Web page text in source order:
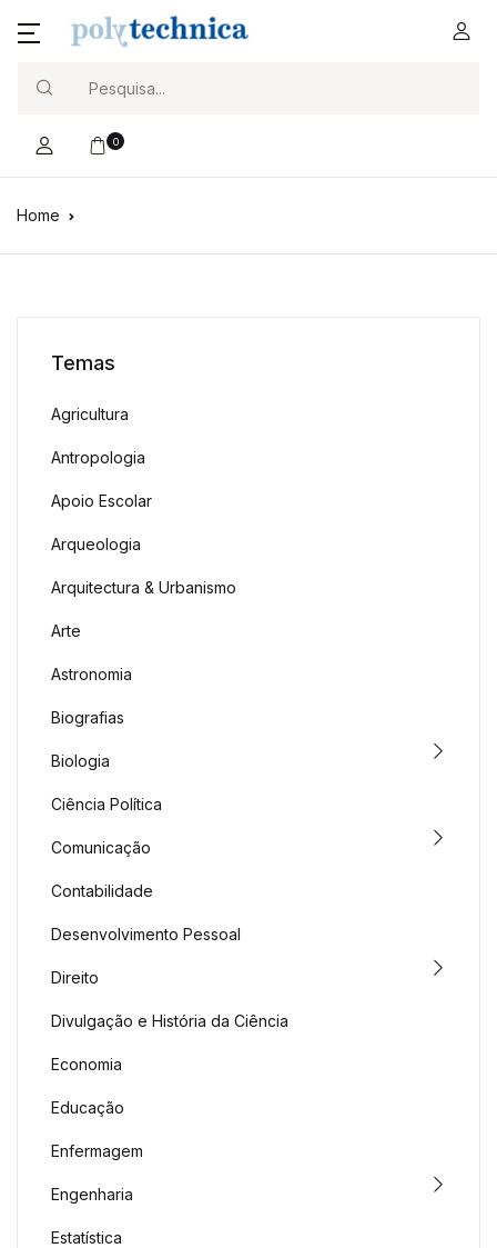
0
Home
Temas
Agricultura
Antropologia
Apoio Escolar
Arqueologia
Arquitectura & Urbanismo
Arte
Astronomia
Biografias
Biologia
Ciência Política
Comunicação
Contabilidade
Desenvolvimento Pessoal
Direito
Divulgação e História da Ciência
Economia
Educação
Enfermagem
Engenharia
Estatística